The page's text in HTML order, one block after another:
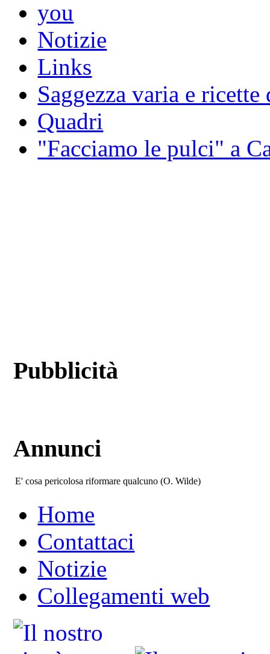
you
Notizie
Links
Saggezza varia e
Quadri
"Facciamo le pulci" a
Pubblicità
Annunci
E' cosa pericolosa riformare qualcuno (O. Wilde)
Home
Contattaci
Notizie
Collegamenti web